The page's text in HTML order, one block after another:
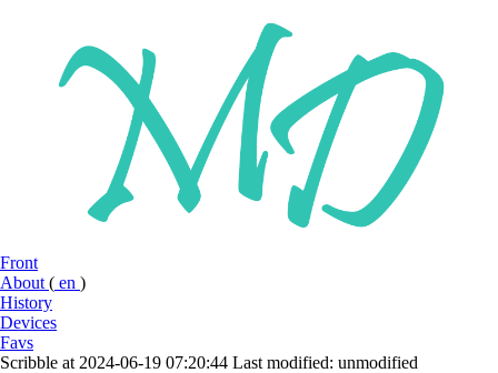
Front
About ( en )
History
Devices
Favs
Scribble at 2024-06-19 07:20:44 Last modified: unmodified